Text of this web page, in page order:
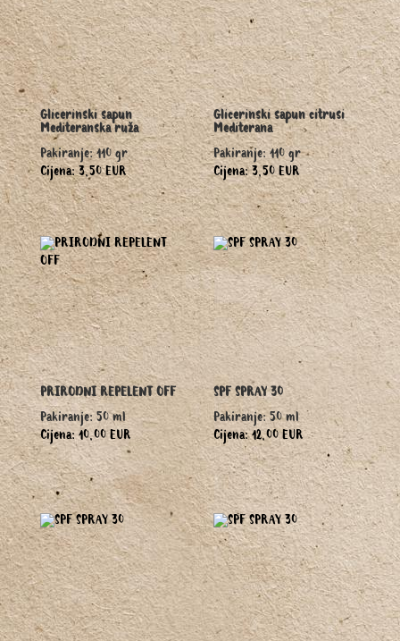
Glicerinski sapun
Mediteranska ruža
Pakiranje: 110 gr
Cijena: 3,50 EUR
Glicerinski sapun citrusi
Mediterana
Pakiranje: 110 gr
Cijena: 3,50 EUR
PRIRODNI REPELENT OFF
Pakiranje: 50 ml
Cijena: 10,00 EUR
SPF SPRAY 30
Pakiranje: 50 ml
Cijena: 12,00 EUR